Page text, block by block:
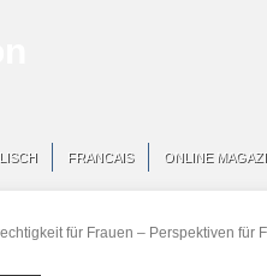
FRANCAIS ONLINE
für Frauen – Perspektiven für